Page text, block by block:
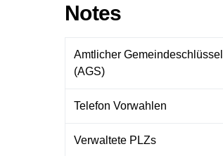
Notes
Amtlicher Gemeindeschlüssel
(AGS)
Telefon Vorwahlen
Verwaltete PLZs